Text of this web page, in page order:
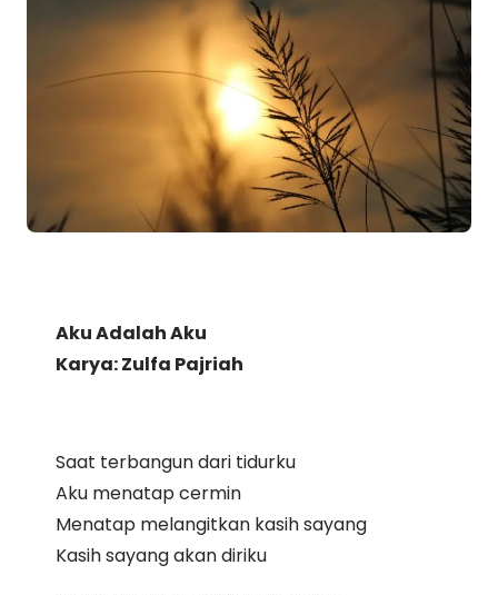
Aku Adalah Aku
Karya: Zulfa Pajriah
Saat terbangun dari tidurku
Aku menatap cermin
Menatap melangitkan kasih sayang
Kasih sayang akan diriku